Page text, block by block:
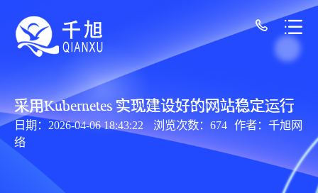
采用Kubernetes 实现建设好的网站稳定运行
日期：2026-04-06 18:43:22 浏览次数：674 作者：千旭网
络